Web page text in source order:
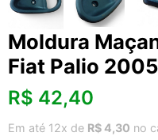
Moldura
Fiat Palio
R$ 42,40
Em até 12x de R$ 4,30 no